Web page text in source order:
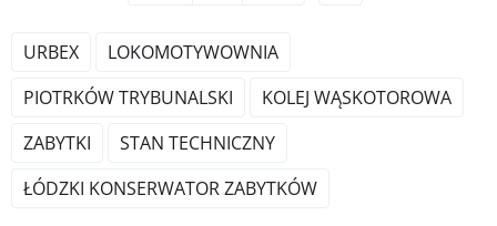
URBEX
LOKOMOTYWOWNIA
PIOTRKÓW TRYBUNALSKI
KOLEJ WĄSKOTOROWA
ZABYTKI
STAN TECHNICZNY
ŁÓDZKI KONSERWATOR ZABYTKÓW